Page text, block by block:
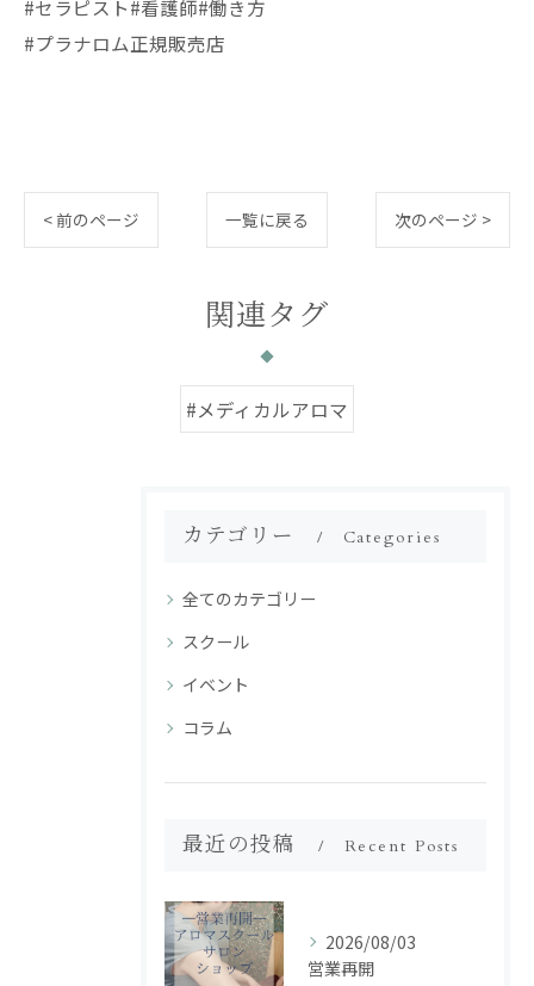
#セラピスト#看護師#働き方
#プラナロム正規販売店
< 前のページ 一覧に戻る 次のページ >
関連タグ
#メディカルアロマ
カテゴリー Categories
全てのカテゴリー
スクール
イベント
コラム
最近の投稿 Recent Posts
2026/08/03
営業再開